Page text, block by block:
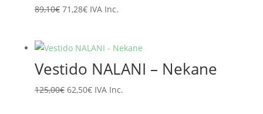
89,10€ El
era:
89,10€.
71,28€El
es:
71,28€.
IVA Inc.
Vestido NALANI – Nekane
125,00€ El
62,50€ElIVA Inc.